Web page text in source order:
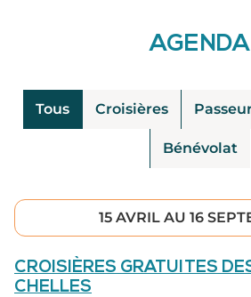
AGENDA
Tous Croisières
Bénévolat
15 AVRIL AU 16
CROISIÈRES GRATUITES
CHELLES